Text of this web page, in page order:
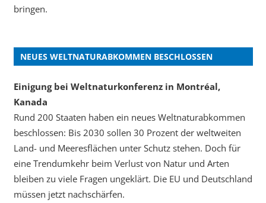
bringen.
NEUES WELTNATURABKOMMEN BESCHLOSSEN
Einigung bei Weltnaturkonferenz in Montréal,
Kanada
Rund 200 Staaten haben ein neues Weltnaturabkommen
beschlossen: Bis 2030 sollen 30 Prozent der weltweiten
Land- und Meeresflächen unter Schutz stehen. Doch für
eine Trendumkehr beim Verlust von Natur und Arten
bleiben zu viele Fragen ungeklärt. Die EU und Deutschland
müssen jetzt nachschärfen.